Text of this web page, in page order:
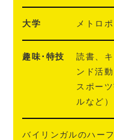
大学 メトロ
趣味･特技
読書、
ンド活動
スポー
ルなど）
バイリンガルのハー